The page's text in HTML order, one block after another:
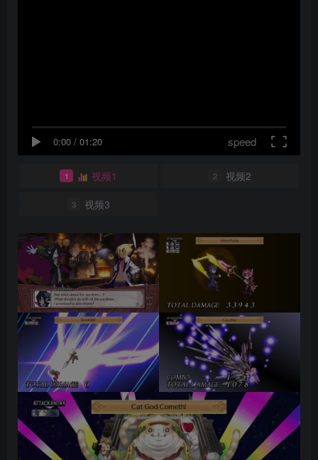
0:00 / 01:20 speed
1 视频1 2 视频2
3 视频3